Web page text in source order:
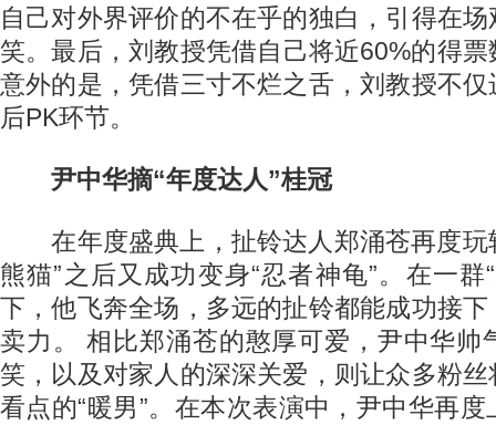
自己对外界评价的不在乎的独白，引得在
笑。最后，刘教授凭借自己将近60%的得
意外的是，凭借三寸不烂之舌，刘教授不
后PK环节。
尹中华摘“年度达人”桂冠
在年度盛典上，扯铃达人郑涌苍再度玩
熊猫”之后又成功变身“忍者神龟”。在一群
下，他飞奔全场，多远的扯铃都能成功接
卖力。 相比郑涌苍的憨厚可爱，尹中华帅
笑，以及对家人的深深关爱，则让众多粉
看点的“暖男”。在本次表演中，尹中华再